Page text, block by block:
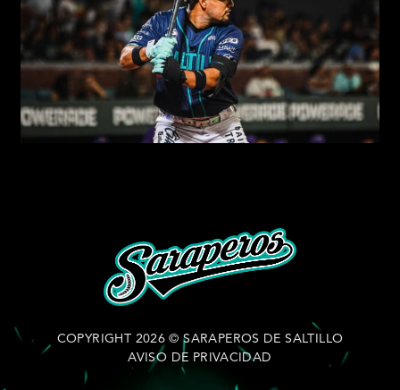
COPYRIGHT 2026 © SARAPEROS DE SALTILLO
AVISO DE PRIVACIDAD